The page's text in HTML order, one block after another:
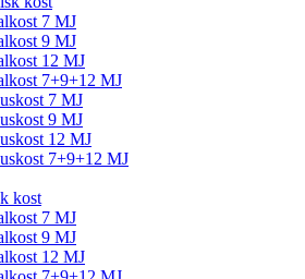
7 MJ
9 MJ
12 MJ
7+9+12 MJ
7 MJ
9 MJ
12 MJ
7+9+12 MJ
kost
7 MJ
9 MJ
12 MJ